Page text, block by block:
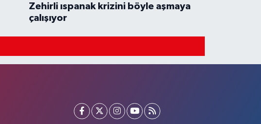
Zehirli ıspanak krizini böyle aşmaya
çalışıyor